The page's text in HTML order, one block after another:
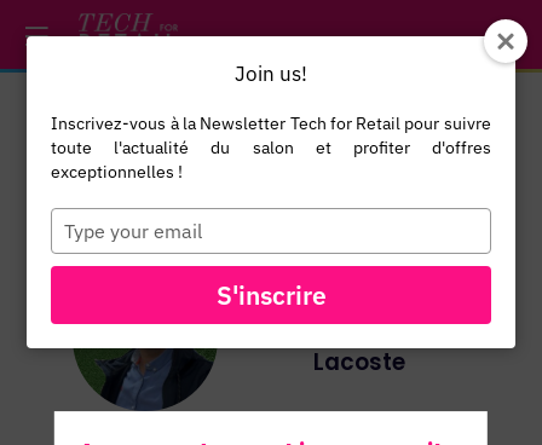
YO
Yohan
Head of
Omnichannel
Payment &
Fraud
Lacoste
*/
Join us!
Inscrivez-vous à la Newsletter Tech for Retail pour suivre
toute l'actualité du salon et profiter d'offres
exceptionnelles !
Type
your
email
S'inscrire